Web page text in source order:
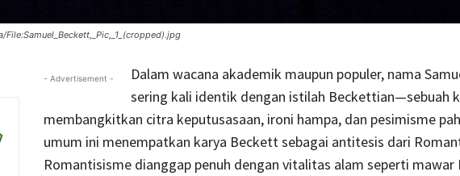
- Advertisement -
Dalam wacana akademik maupun populer, nama
sering kali identik dengan istilah Beckettian—sebuah
membangkitkan citra keputusasaan, ironi hampa, dan pesimisme
umum ini menempatkan karya Beckett sebagai antitesis dari
Romantisisme dianggap penuh dengan vitalitas alam seperti mawar